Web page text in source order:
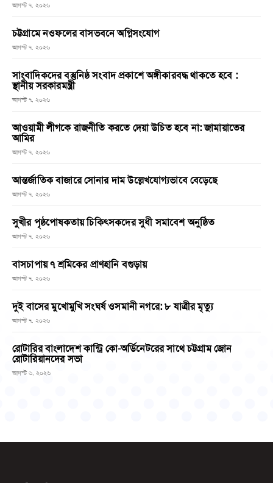
আগস্ট ৭, ২০২৬
চট্টগ্রামে নওফলের বাসভবনে অগ্নিসংযোগ
আগস্ট ৭, ২০২৬
সাংবাদিকদের বস্তুনিষ্ঠ সংবাদ প্রকাশে অঙ্গীকারবদ্ধ থাকতে হবে :
স্থানীয় সরকারমন্ত্রী
আগস্ট ৭, ২০২৬
আওয়ামী লীগকে রাজনীতি করতে দেয়া উচিত হবে না: জামায়াতের
আমির
আগস্ট ৭, ২০২৬
আন্তর্জাতিক বাজারে সোনার দাম উল্লেখযোগ্যভাবে বেড়েছে
আগস্ট ৭, ২০২৬
সুখীর পৃষ্ঠপোষকতায় চিকিৎসকদের সুধী সমাবেশ অনুষ্ঠিত
আগস্ট ৭, ২০২৬
বাসচাপায় ৭ শ্রমিকের প্রাণহানি বগুড়ায়
আগস্ট ৭, ২০২৬
দুই বাসের মুখোমুখি সংঘর্ষ ওসমানী নগরে: ৮ যাত্রীর মৃত্যু
আগস্ট ৭, ২০২৬
রোটারির বাংলাদেশ কান্ট্রি কো-অর্ডিনেটরের সাথে চট্টগ্রাম জোন
রোটারিয়ানদের সভা
আগস্ট ৬, ২০২৬